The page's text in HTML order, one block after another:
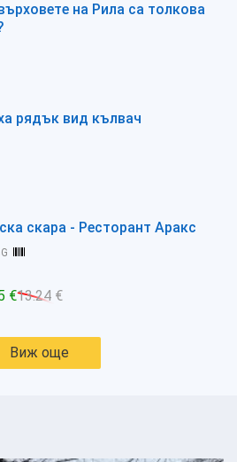
на Рила са толкова
рядък вид кълвач
скара - Ресторант Аракс
€13.24 €
Виж още